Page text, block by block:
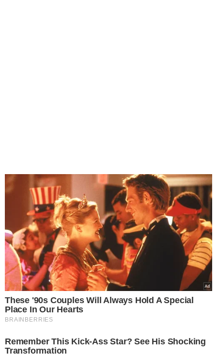
These '90s Couples Will Always Hold A Special
Place In Our Hearts
BRAINBERRIES
Remember This Kick-Ass Star? See His Shocking
Transformation